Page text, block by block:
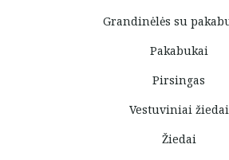
Grandinėlės su
Pakabukai
Pirsingas
Vestuviniai žiedai
Žiedai